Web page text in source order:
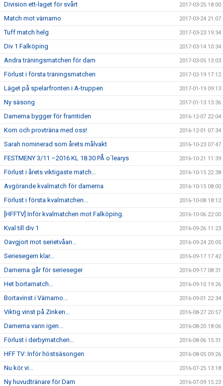
Division ett-laget för svårt 2017-03-25 18:00
Match mot värnamo 2017-03-24 21:07
Tuff match helg 2017-03-23 19:34
Div 1 Falköping 2017-03-14 10:34
Andra träningsmatchen för dam 2017-03-05 13:03
Förlust i första träningsmatchen 2017-02-19 17:12
Läget på spelarfronten i A-truppen 2017-01-19 09:13
Ny säsong 2017-01-13 13:36
Damerna bygger för framtiden 2016-12-07 22:04
Kom och provträna med oss! 2016-12-01 07:34
Sarah nominerad som årets målvakt 2016-10-23 07:47
FESTMENY 3/11 –2016 KL 18.30 PÅ o´learys 2016-10-21 11:39
Förlust i årets viktigaste match... 2016-10-15 22:38
Avgörande kvalmatch för damerna 2016-10-15 08:00
Förlust i första kvalmatchen... 2016-10-08 18:12
[HFFTV] Inför kvalmatchen mot Falköping. 2016-10-06 22:00
Kval till div 1 2016-09-26 11:23
Oavgjort mot serietvåan... 2016-09-24 20:05
Seriesegern klar... 2016-09-17 17:42
Damerna går för serieseger 2016-09-17 08:31
Het bortamatch... 2016-09-10 19:26
Bortavinst i Värnamo... 2016-09-01 22:34
Viktig vinst på Zinken... 2016-08-27 20:57
Damerna vann igen... 2016-08-20 18:06
Förlust i derbymatchen... 2016-08-06 15:31
HFF TV: Inför höstsäsongen 2016-08-05 09:26
Nu kör vi... 2016-07-25 13:18
Ny huvudtränare för Dam 2016-07-09 15:23